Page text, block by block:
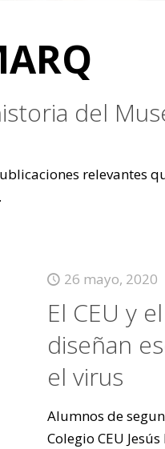
del
relevantes
26 mayo, 2020
El CEU y
diseñan
el virus
Alumnos de
Colegio CEU